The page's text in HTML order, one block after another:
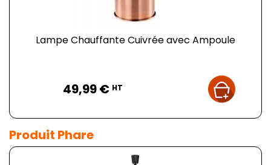
Lampe Chauffante Cuivrée avec Ampoule
49,99 € HT
Produit Phare